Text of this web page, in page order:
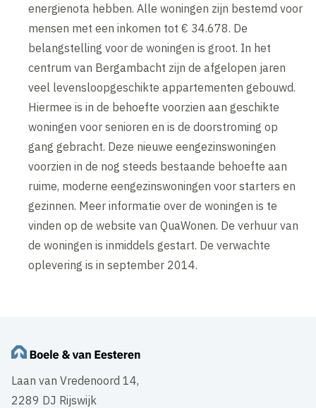
energienota hebben. Alle woningen zijn bestemd voor
mensen met een inkomen tot € 34.678. De
belangstelling voor de woningen is groot. In het
centrum van Bergambacht zijn de afgelopen jaren
veel levensloopgeschikte appartementen gebouwd.
Hiermee is in de behoefte voorzien aan geschikte
woningen voor senioren en is de doorstroming op
gang gebracht. Deze nieuwe eengezinswoningen
voorzien in de nog steeds bestaande behoefte aan
ruime, moderne eengezinswoningen voor starters en
gezinnen. Meer informatie over de woningen is te
vinden op de website van QuaWonen. De verhuur van
de woningen is inmiddels gestart. De verwachte
oplevering is in september 2014.
Laan van Vredenoord 14,
2289 DJ Rijswijk